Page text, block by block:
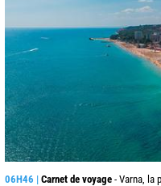
06H46 | Carnet de voyage - Varna, la